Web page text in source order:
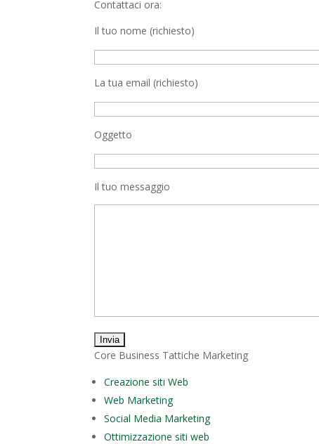
Contattaci ora:
Il tuo nome (richiesto)
La tua email (richiesto)
Oggetto
Il tuo messaggio
Core Business Tattiche Marketing
Creazione siti Web
Web Marketing
Social Media Marketing
Ottimizzazione siti web